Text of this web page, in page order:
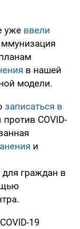
уже ввели
в нашей
модели.
записаться в
против COVID-
и
для граждан в
19